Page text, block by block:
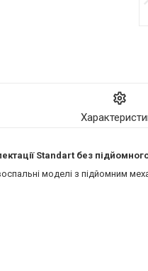
Standart без
моделі з підйомним